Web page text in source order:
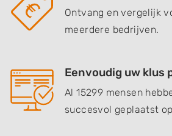
Ontvang en vergelijk
meerdere bedrijven.
Eenvoudig uw klus
Al 15299 mensen
succesvol geplaatst